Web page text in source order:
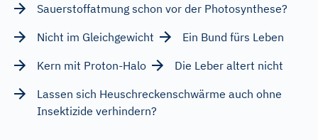
Sauerstoffatmung schon vor der Photosynthese?
Nicht im Gleichgewicht
Ein Bund fürs Leben
Kern mit Proton-Halo
Die Leber altert nicht
Lassen sich Heuschreckenschwärme auch ohne
Insektizide verhindern?